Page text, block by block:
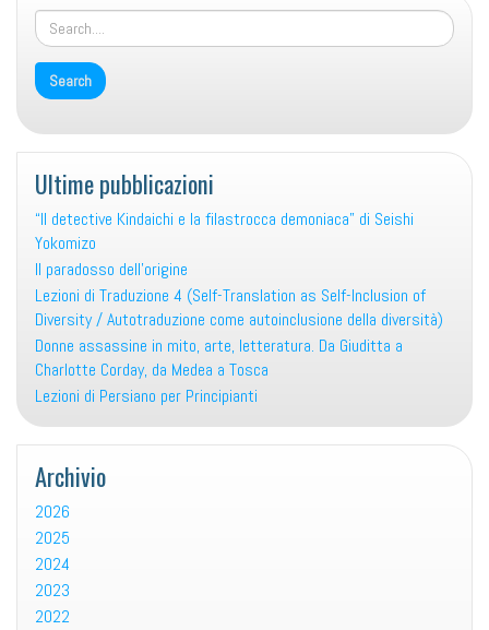
Ultime pubblicazioni
“Il detective Kindaichi e la filastrocca demoniaca” di Seishi
Yokomizo
Il paradosso dell’origine
Lezioni di Traduzione 4 (Self-Translation as Self-Inclusion of
Diversity / Autotraduzione come autoinclusione della diversità)
Donne assassine in mito, arte, letteratura. Da Giuditta a
Charlotte Corday, da Medea a Tosca
Lezioni di Persiano per Principianti
Archivio
2026
2025
2024
2023
2022